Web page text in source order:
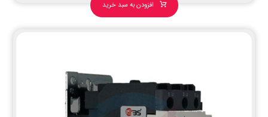
افزودن به سبد خرید